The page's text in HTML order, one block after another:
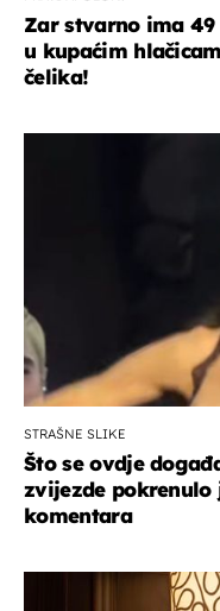
Zar stvarno ima
u kupaćim
čelika!
STRAŠNE SLIKE
Što se ovdje
zvijezde
komentara